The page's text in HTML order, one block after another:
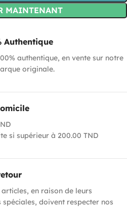
MAINTENANT
Authentique
authentique, en vente sur notre
originale.
si supérieur à 200.00 TND
en raison de leurs
doivent respecter nos